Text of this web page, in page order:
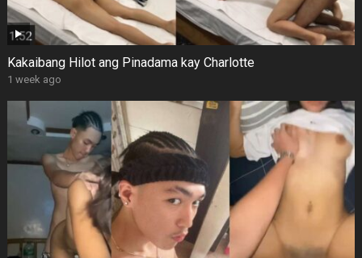
Kakaibang Hilot ang Pinadama kay Charlotte
1 week ago